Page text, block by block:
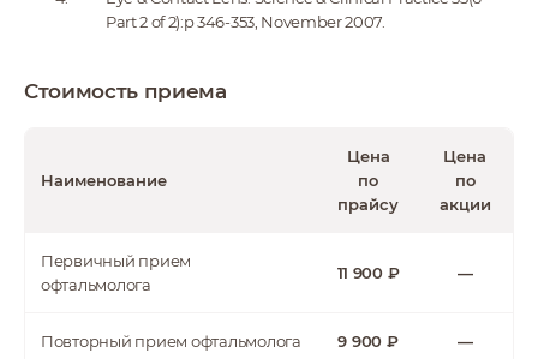
Part 2 of 2):p 346-353, November 2007.
Стоимость приема
Наименование
Цена
по
прайсу
Цена
по
акции
Первичный прием
офтальмолога
11 900 ₽ —
Повторный прием офтальмолога 9 900 ₽ —